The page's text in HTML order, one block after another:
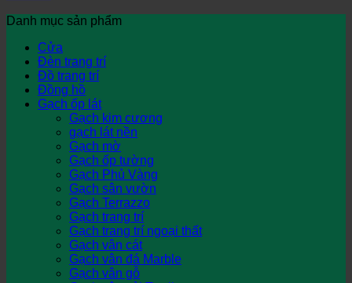
Danh mục sản phẩm
Cửa
Đèn trang trí
Đồ trang trí
Đồng hồ
Gạch ốp lát
Gạch kim cương
gạch lát nền
Gạch mờ
Gạch ốp tường
Gạch Phủ Vàng
Gạch sân vườn
Gạch Terrazzo
Gạch trang trí
Gạch trang trí ngoại thất
Gạch vân cát
Gạch vân đá Marble
Gạch vân gỗ